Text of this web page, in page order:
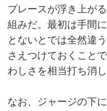
ブレースが浮き上が
組みだ。最初は手間
とないとでは全然違
さえつけておくこと
わしさを相当打ち消
なお、ジャージの下